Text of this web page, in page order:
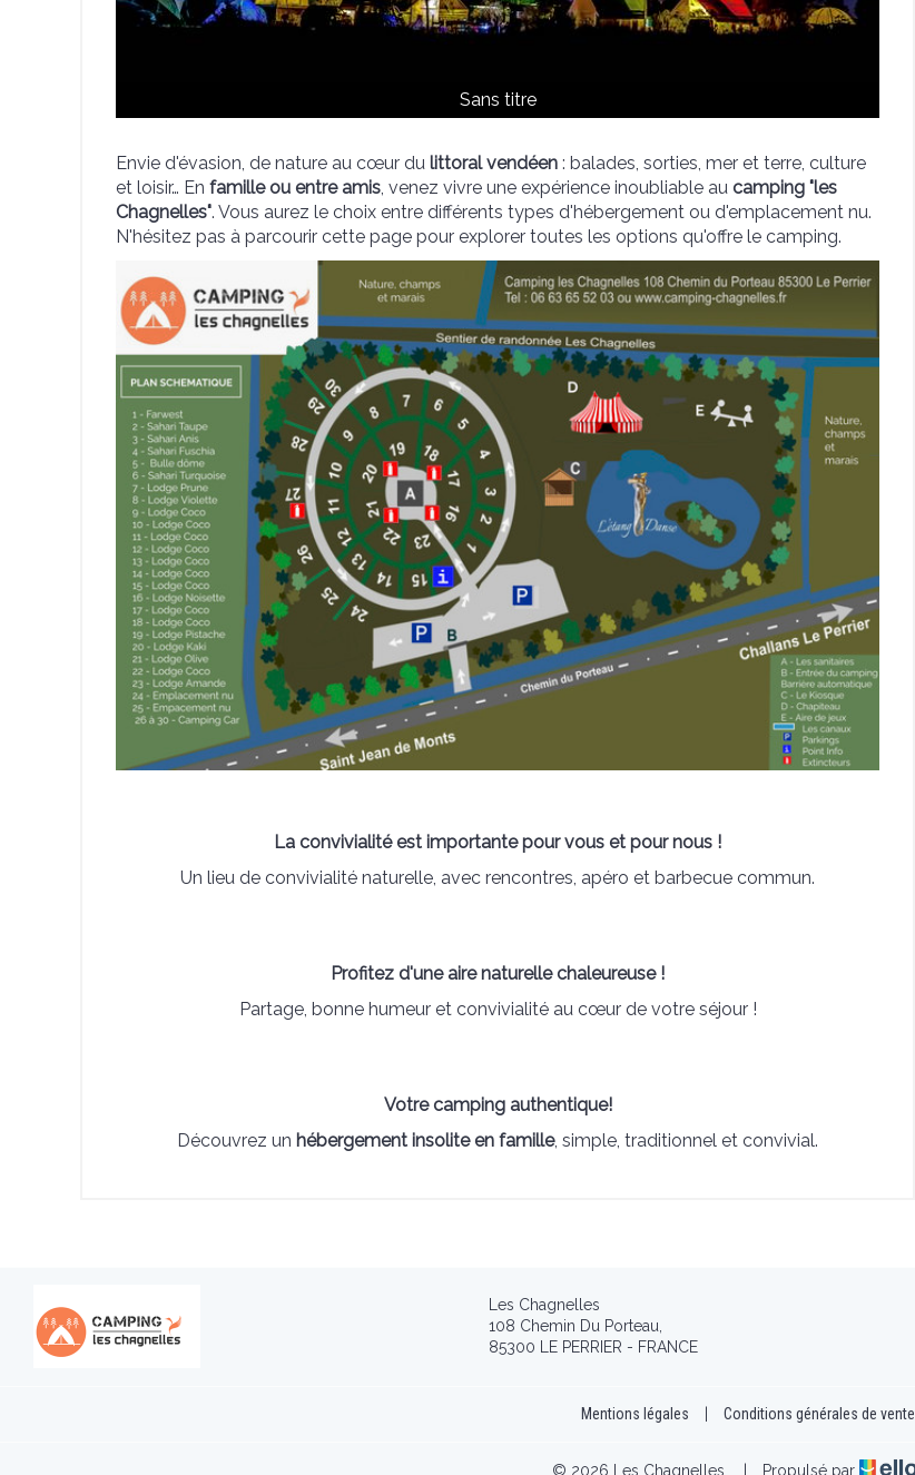
Sans titre
Envie d'évasion, de nature au cœur du littoral vendéen : balades, sorties, mer et terre, culture
et loisir… En famille ou entre amis, venez vivre une expérience inoubliable au camping "les
Chagnelles". Vous aurez le choix entre différents types d'hébergement ou d'emplacement nu.
N'hésitez pas à parcourir cette page pour explorer toutes les options qu'offre le camping.
La convivialité est importante pour vous et pour nous !
Un lieu de convivialité naturelle, avec rencontres, apéro et barbecue commun.
Profitez d'une aire naturelle chaleureuse !
Partage, bonne humeur et convivialité au cœur de votre séjour !
Votre camping authentique!
Découvrez un hébergement insolite en famille, simple, traditionnel et convivial.
Les Chagnelles
108 Chemin Du Porteau,
85300 LE PERRIER - FRANCE
Mentions légales Conditions générales de vente
© 2026 Les Chagnelles Propulsé par